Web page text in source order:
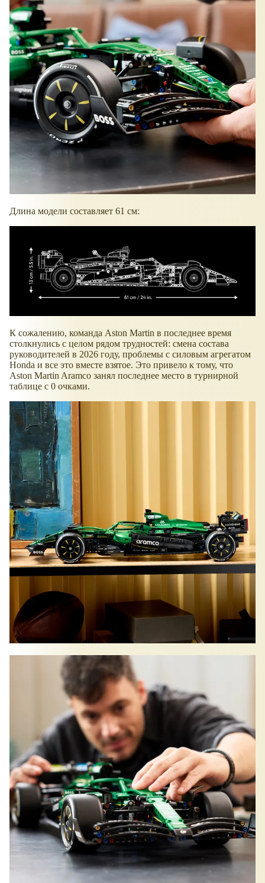
Длина модели составляет 61 см:
К сожалению, команда Aston Martin в последнее время
столкнулись с целом рядом трудностей: смена состава
руководителей в 2026 году, проблемы с силовым агрегатом
Honda и все это вместе взятое. Это привело к тому, что
Aston Martin Aramco занял последнее место в турнирной
таблице с 0 очками.